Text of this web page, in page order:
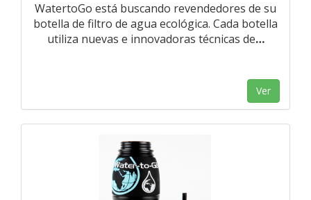
WatertoGo está buscando revendedores de su
botella de filtro de agua ecológica. Cada botella
utiliza nuevas e innovadoras técnicas de…
Ver